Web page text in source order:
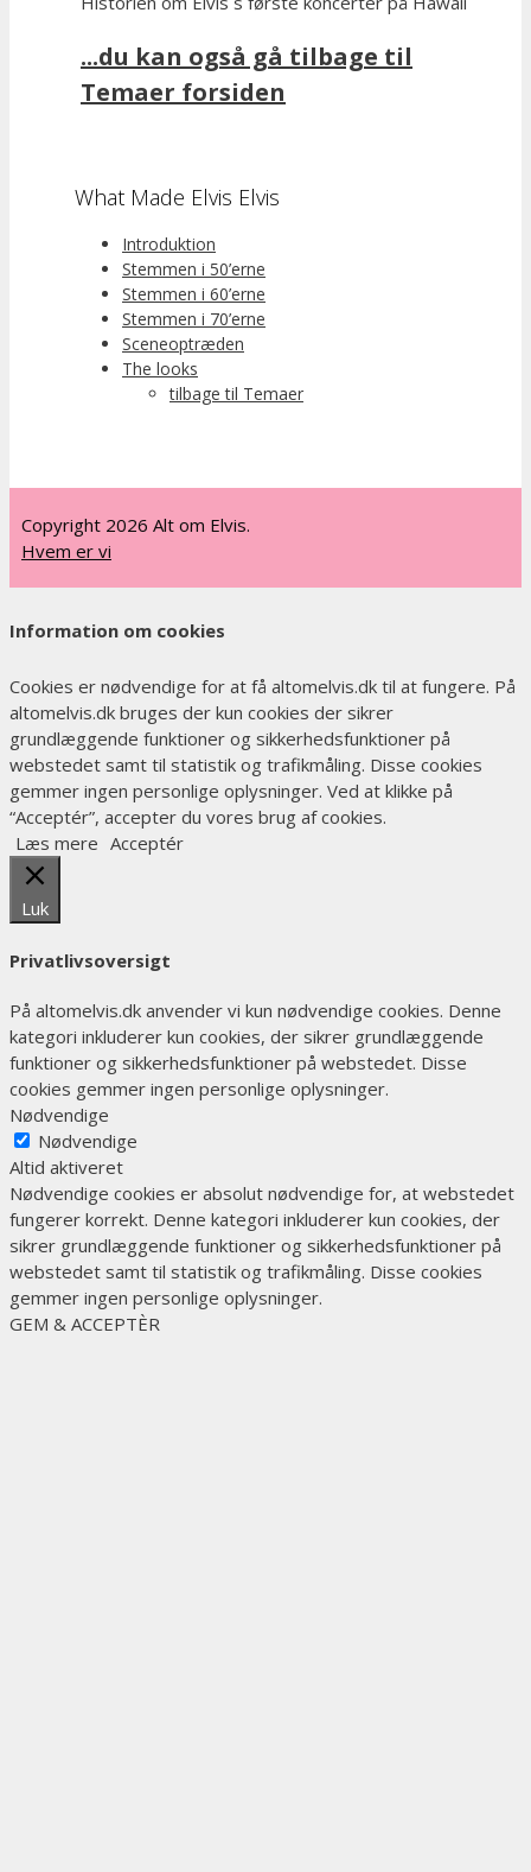
...du kan også gå tilbage til
Temaer forsiden
What Made Elvis Elvis
Introduktion
Stemmen i 50’erne
Stemmen i 60’erne
Stemmen i 70’erne
Sceneoptræden
The looks
tilbage til Temaer
Copyright 2026 Alt om Elvis.
Hvem er vi
Information om cookies
Cookies er nødvendige for at få altomelvis.dk til at fungere. På
altomelvis.dk bruges der kun cookies der sikrer
grundlæggende funktioner og sikkerhedsfunktioner på
webstedet samt til statistik og trafikmåling. Disse cookies
gemmer ingen personlige oplysninger. Ved at klikke på
“Acceptér”, accepter du vores brug af cookies.
Læs mere Acceptér
Luk
Privatlivsoversigt
På altomelvis.dk anvender vi kun nødvendige cookies. Denne
kategori inkluderer kun cookies, der sikrer grundlæggende
funktioner og sikkerhedsfunktioner på webstedet. Disse
cookies gemmer ingen personlige oplysninger.
Nødvendige
Nødvendige
Altid aktiveret
Nødvendige cookies er absolut nødvendige for, at webstedet
fungerer korrekt. Denne kategori inkluderer kun cookies, der
sikrer grundlæggende funktioner og sikkerhedsfunktioner på
webstedet samt til statistik og trafikmåling. Disse cookies
gemmer ingen personlige oplysninger.
GEM & ACCEPTÈR